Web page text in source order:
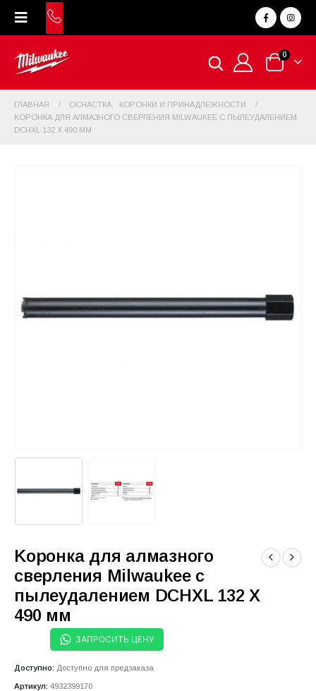
0
ГЛАВНАЯ ОСНАСТКА
КОРОНКИ И ПРИНАДЛЕЖНОСТИ
KOPOНКА ДЛЯ AЛМAЗНОГО СВЕРЛЕНИЯ MILWAUKEE С ПЫЛЕУДАЛЕНИЕМ
DCHXL 132 X 490 ММ
Kopoнка для aлмaзного
сверления Milwaukee с
пылеудалением DCHXL 132 X
490 мм
ЗАПРОСИТЬ ЦЕНУ
Доступно: Доступно для предзаказа
Артикул: 4932399170